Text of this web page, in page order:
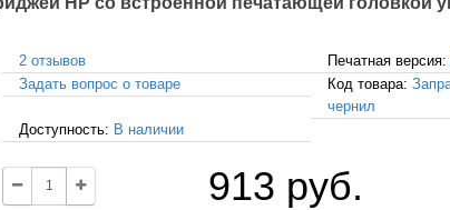
2 отзывов
Печатная версия:
Задать вопрос о товаре
Код товара:
чернил
Доступность: В наличии
913 руб.